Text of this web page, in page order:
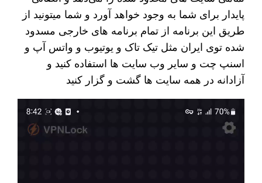
پایدار برای شما به وجود خواهد آورد و شما میتونید از
طریق این برنامه از تمام برنامه های خارجی مسدود
شده توی ایران مثل تیک تاک و یوتیوب و واتس آپ و
اسنپ چت و سایر وب سایت ها استفاده کنید و
آزادانه در همه سایت ها گشت و گزار کنید
نمایشگر
ویدیو